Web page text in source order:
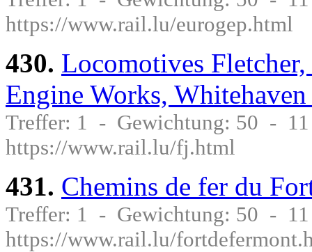
https://www.rail.lu/eurogep.html
430. Locomotives
Engine Works,
Treffer: 1 - Gewichtung: 50 -
https://www.rail.lu/fj.html
431. Chemins de fer du
Treffer: 1 - Gewichtung: 50 -
https://www.rail.lu/